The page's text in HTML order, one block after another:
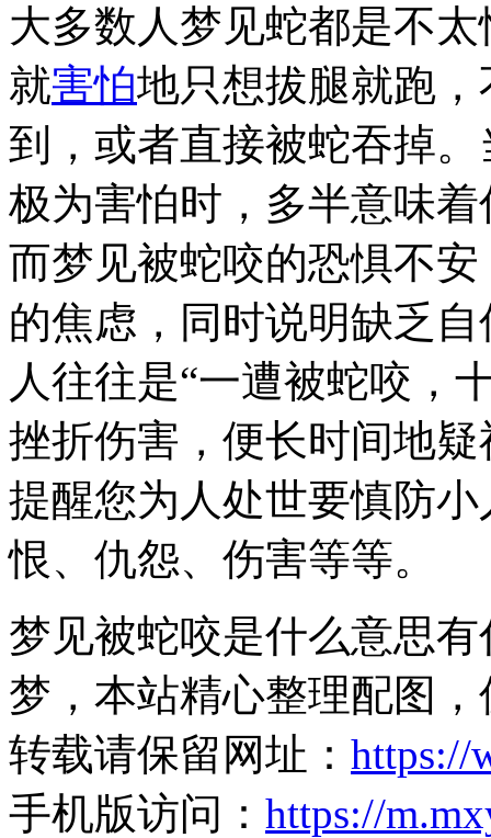
大多数人梦见蛇都是不
就害怕地只想拔腿就跑
到，或者直接被蛇吞掉
极为害怕时，多半意味
而梦见被蛇咬的恐惧不
的焦虑，同时说明缺乏
人往往是“一遭被蛇咬，
挫折伤害，便长时间地疑
提醒您为人处世要慎防
恨、仇怨、伤害等等。
梦见被蛇咬是什么意思
梦，本站精心整理配图
转载请保留网址： https://
手机版访问： https://